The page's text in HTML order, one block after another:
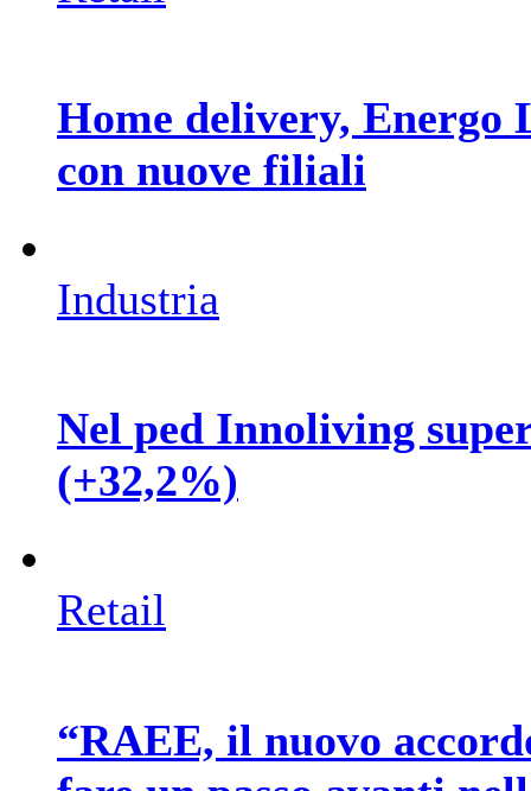
Home delivery,
con nuove filiali
Industria
Nel ped Innoliving
(+32,2%)
Retail
“RAEE, il nuovo